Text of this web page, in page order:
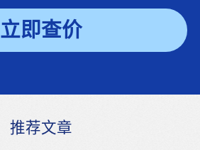
立即查价
推荐文章